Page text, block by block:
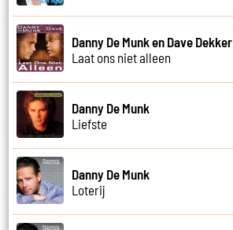
Danny De Munk en Dave Dekker
Laat ons niet alleen
Danny De Munk
Liefste
Danny De Munk
Loterij